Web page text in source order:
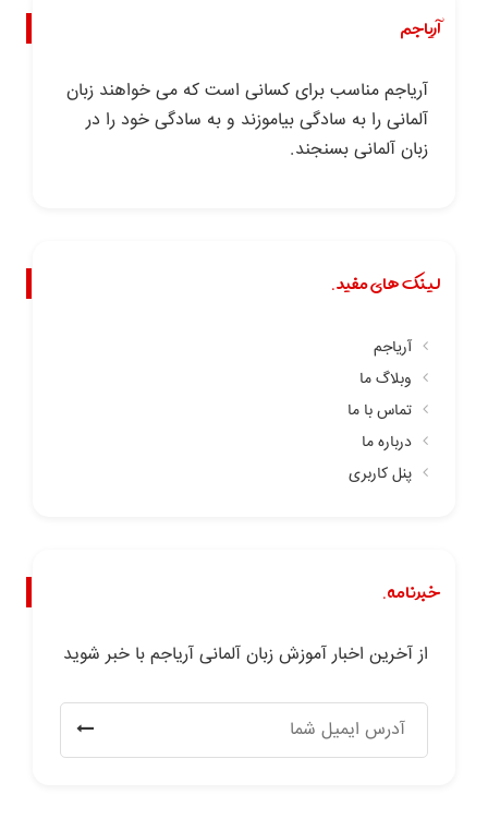
آریاجم
آریاجم مناسب برای کسانی است که می خواهند زبان
آلمانی را به سادگی بیاموزند و به سادگی خود را در
زبان آلمانی بسنجند.
لینک های مفید.
آریاجم
وبلاگ ما
تماس با ما
درباره ما
پنل کاربری
خبرنامه.
از آخرین اخبار آموزش زبان آلمانی آریاجم با خبر شوید